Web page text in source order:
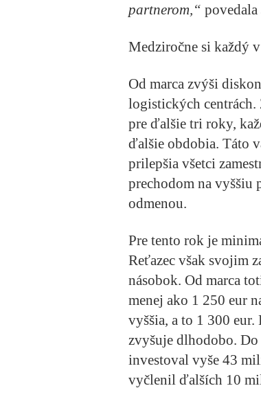
partnerom,“
Medziročne si každý
Od marca zvýši
logistických
pre ďalšie tri roky,
ďalšie obdobia. Táto
prilepšia všetci
prechodom na vyššiu
odmenou.
Pre tento rok je
Reťazec však svojim
násobok. Od marca
menej ako 1 250 eur
vyššia, a to 1 300
zvyšuje dlhodobo.
investoval vyše 43
vyčlenil ďalších 10